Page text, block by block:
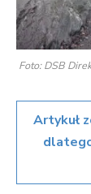
Foto: DSB
Artykuł